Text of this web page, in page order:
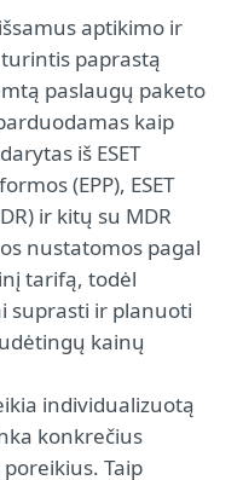
išsamus aptikimo ir
paprastą
paslaugų paketo
kaip
iš ESET
(EPP), ESET
ir kitų su MDR
nustatomos pagal
tarifą, todėl
suprasti ir planuoti
kainų
individualizuotą
konkrečius
Taip